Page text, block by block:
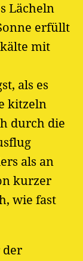
Lächeln
erfüllt
mit
als es
kitzeln
durch die
als an
kurzer
wie fast
der